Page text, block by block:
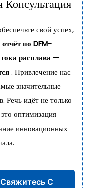
свой успех,
по DFM-
расплава —
. Привлечение нас
значительные
Речь идёт не только
оптимизация
инновационных
С